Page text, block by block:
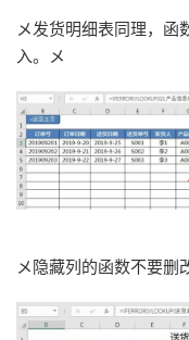
メ发货明细表同理，函
入。メ
メ隐藏列的函数不要删